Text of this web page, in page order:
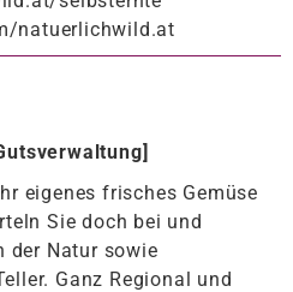
natuerlichwild.at
]
eigenes frisches Gemüse
Sie doch bei und
der Natur sowie
Ganz Regional und